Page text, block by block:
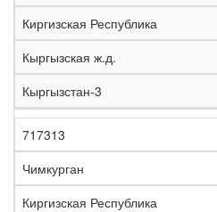
К
о
д
Н
а
з
в
а
н
и
е
С
т
а
н
а
е
з
н
а
я
д
о
о
а
е
и
н
Киргизская Республика
Кыргызская ж.д.
Кыргызстан-3
717313
Чимкурган
Киргизская Республика